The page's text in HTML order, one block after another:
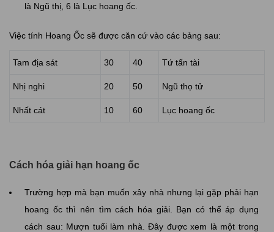
là Ngũ thị, 6 là Lục hoang ốc.
Việc tính Hoang Ốc sẽ được căn cứ vào các bảng sau:
Tam địa sát 30 40 Tứ tấn tài
Nhị nghi 20 50 Ngũ thọ tử
Nhất cát 10 60 Lục hoang ốc
Cách hóa giải hạn hoang ốc
Trường hợp mà bạn muốn xây nhà nhưng lại gặp phải hạn
hoang ốc thì nên tìm cách hóa giải. Bạn có thể áp dụng
cách sau: Mượn tuổi làm nhà. Đây được xem là một trong